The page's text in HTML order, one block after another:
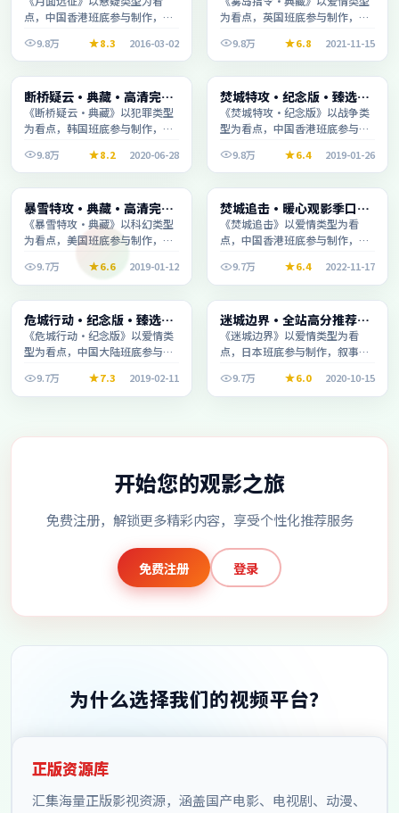
点，中国香港班底参与制作，叙
段观看。
9.8万 8.3 2016-03-02
为看点，英国班底参与制作，叙
段观看。
9.8万 6.8 2021-11-15
综艺 2:02:34
断桥疑云·典藏·高清完整
收录适合周末一口气刷完
《断桥疑云·典藏》以犯罪类型
为看点，韩国班底参与制作，叙
段观看。
9.8万 8.2 2020-06-28
电视剧 2:04:08
焚城特攻·纪念版·臻选片
单推荐画质清晰观看流畅
《焚城特攻·纪念版》以战争类
型为看点，中国香港班底参与制
休闲时段观看。
9.8万 6.4 2019-01-26
电影 1:39:28
暴雪特攻·典藏·高清完整
收录适合周末一口气刷完
《暴雪特攻·典藏》以科幻类型
为看点，美国班底参与制作，叙
段观看。
9.7万 6.6 2019-01-12
电影 2:28:53
焚城追击·暖心观影季口碑
发酵持续升温
《焚城追击》以爱情类型为看
点，中国香港班底参与制作，叙
段观看。
9.7万 6.4 2022-11-17
综艺 2:44:08
危城行动·纪念版·臻选片
单推荐画质清晰观看流畅
《危城行动·纪念版》以爱情类
型为看点，中国大陆班底参与制
休闲时段观看。
9.7万 7.3 2019-02-11
动漫 2:34:49
迷城边界·全站高分推荐节
奏紧凑值得追看
《迷城边界》以爱情类型为看
点，日本班底参与制作，叙事完
看。9.7万 6.0 2020-10-15
开始您的观影之旅
免费注册，解锁更多精彩内容，享受个性化推荐服务
免费注册 登录
为什么选择我们的视频平台？
正版资源库
汇集海量正版影视资源，涵盖国产电影、电视剧、动漫、